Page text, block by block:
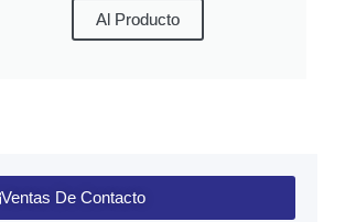
Al Producto
Ventas De Contacto